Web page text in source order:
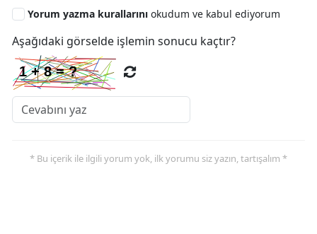
Yorum yazma kurallarını okudum ve kabul ediyorum
Aşağıdaki görselde işlemin sonucu kaçtır?
* Bu içerik ile ilgili yorum yok, ilk yorumu siz yazın, tartışalım *